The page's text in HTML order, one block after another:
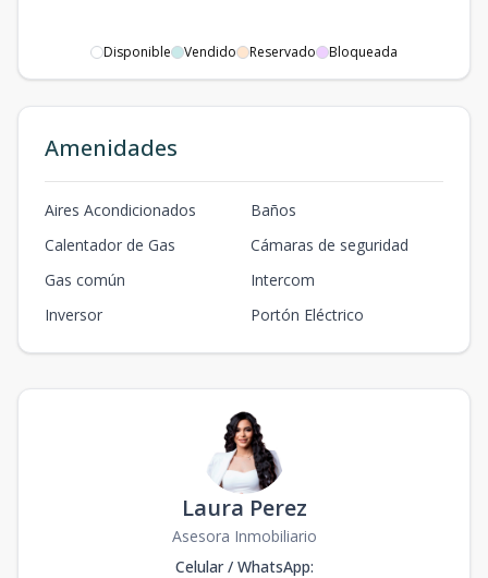
Disponible Vendido Reservado Bloqueada
Amenidades
Aires Acondicionados
Baños
Calentador de Gas
Cámaras de seguridad
Gas común
Intercom
Inversor
Portón Eléctrico
Laura Perez
Asesora Inmobiliario
Celular / WhatsApp: